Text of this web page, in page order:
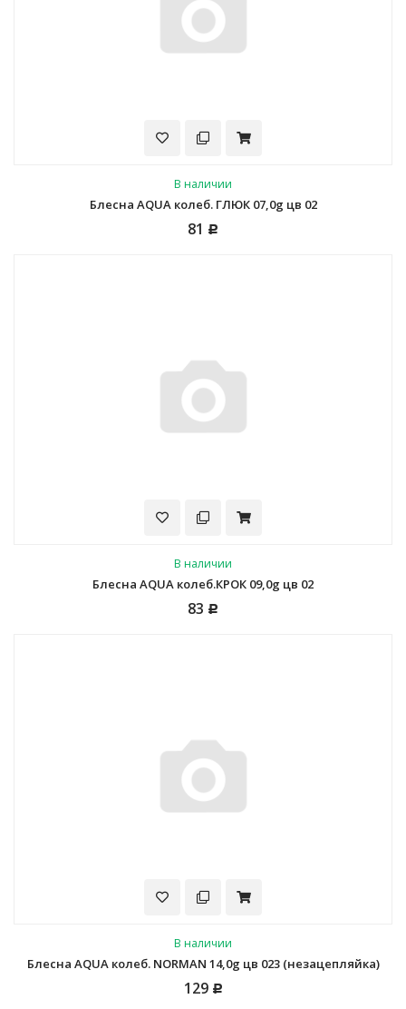
В наличии
Блесна AQUA колеб. ГЛЮК 07,0g цв 02
81 Р
В наличии
Блесна AQUA колеб.КРОК 09,0g цв 02
83 Р
В наличии
Блесна AQUA колеб. NORMAN 14,0g цв 023 (незацепляйка)
129 Р